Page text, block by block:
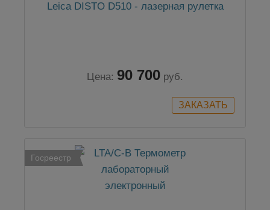
Leica DISTO D510 - лазерная рулетка
Цена: 90 700 руб.
Госреестр